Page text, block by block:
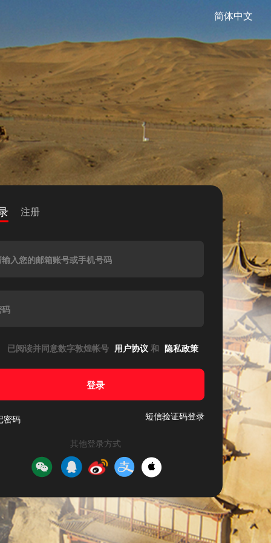
简体中文
注册
入您的邮箱账号或手机号码
已阅读并同意数字敦煌帐号 用户协议 和 隐私政策
登录
密码 短信验证码登录
其他登录方式